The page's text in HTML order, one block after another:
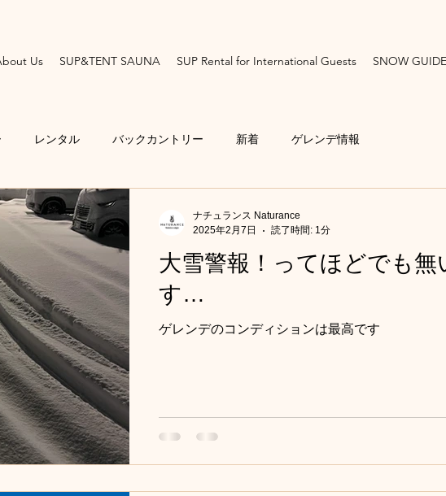
Us SUP&TENT SAUNA SUP Rental for International Guests SNOW GUIDE
レンタル バックカントリー 新着 ゲレンデ情報
ー場 スプリットボード
プ サップ初心者体験 テントサウナ 野尻湖 サップ
通した豊かなライフスタイル 野尻湖サップ
大雪警報！ってほどでも無
す…
ゲレンデのコンディションは最高です
ナチュランス Naturance
2025年2月7日
読了時間: 1分